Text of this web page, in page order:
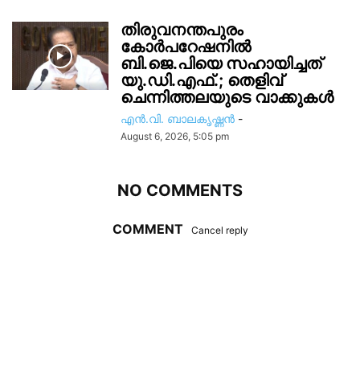
തിരുവനന്തപുരം
കോർപറേഷനിൽ
ബി.ജെ.പിയെ സഹായിച്ചത്
യു.ഡി.എഫ്.; തെളിവ്
ചെന്നിത്തലയുടെ വാക്കുകൾ
എൻ.വി. ബാലകൃഷ്ണൻ -
August 6, 2026, 5:05 pm
NO COMMENTS
COMMENT Cancel reply